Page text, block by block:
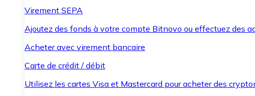
Virement SEPA
Ajoutez des fonds à votre compte Bitnovo ou effectuez des
Acheter avec virement bancaire
Carte de crédit / débit
Utilisez les cartes Visa et Mastercard pour acheter des